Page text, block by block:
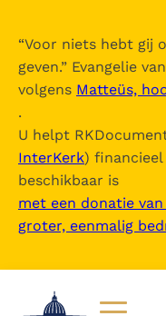
“Voor niets hebt gij
geven.” Evangelie
volgens Matteüs,
.
U helpt
InterKerk)
beschikbaar is
met een donatie van
groter, eenmalig
Inhoudsopgave
uitklappen
- Intro
1065)
- DEEL 2 - De viering
Christusmysterie